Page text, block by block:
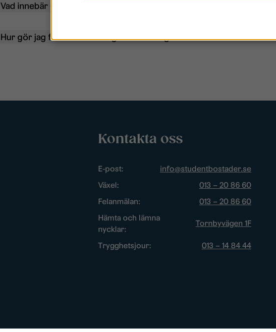
Vad innebär Gästkonto/Gästanvändare?
Hur gör jag för att bli borttagen ur era register?
Kontakta oss
E-post:
info@studentbostader.se
Växel:
013 – 20 86 60
Felanmälan:
013 – 20 86 60
Hämta och lämna
nycklar:
Tornbyvägen 1F
Trygghetsjour: 013 – 14 84 44